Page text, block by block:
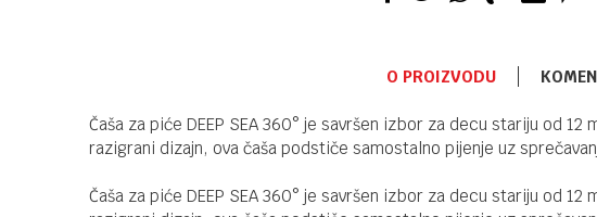
O PROIZVODU
Čaša za piće DEEP SEA 360° je savršen izbor za decu stariju od
razigrani dizajn, ova čaša podstiče samostalno pijenje uz
Čaša za piće DEEP SEA 360° je savršen izbor za decu stariju od